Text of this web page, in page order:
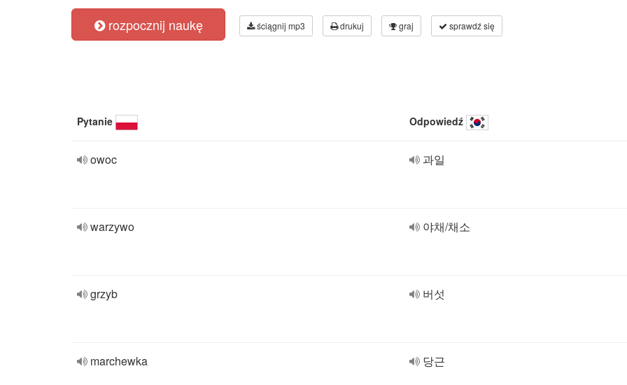
rozpocznij naukę ściągnij mp3 drukuj graj sprawdź się
Pytanie Odpowiedź
owoc 과일
warzywo 야채/채소
grzyb 버섯
marchewka 당근